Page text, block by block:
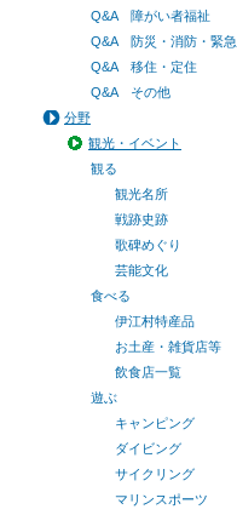
Q&A 障がい者福祉
Q&A 防災・消防・緊急
Q&A 移住・定住
Q&A その他
分野
観光・イベント
観る
観光名所
戦跡史跡
歌碑めぐり
芸能文化
食べる
伊江村特産品
お土産・雑貨店等
飲食店一覧
遊ぶ
キャンピング
ダイビング
サイクリング
マリンスポーツ